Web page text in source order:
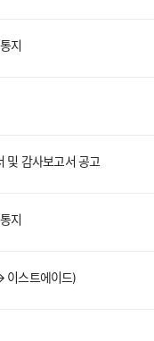
지
및 감사보고서 공고
지
이스트에이드)